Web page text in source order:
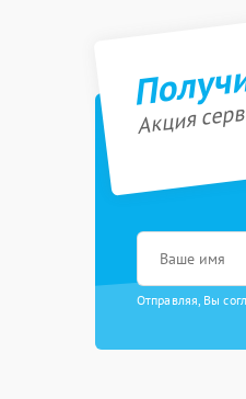
Акция
Отправляя, Вы